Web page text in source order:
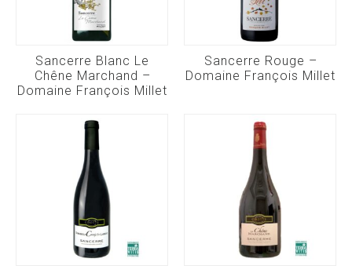
Sancerre Blanc Le
Chêne Marchand –
Domaine François Millet
Sancerre Rouge –
Domaine François Millet